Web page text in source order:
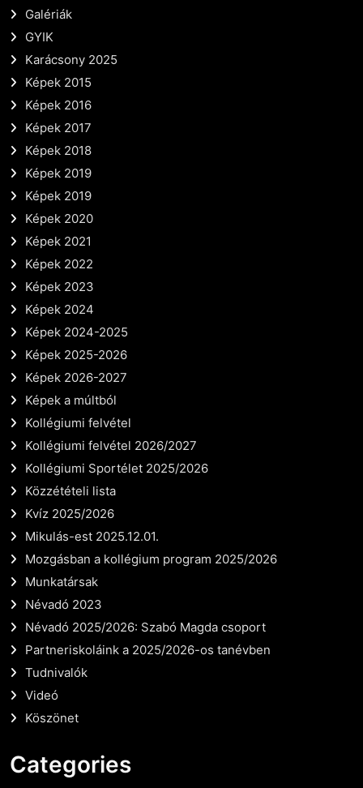
Galériák
GYIK
Karácsony 2025
Képek 2015
Képek 2016
Képek 2017
Képek 2018
Képek 2019
Képek 2019
Képek 2020
Képek 2021
Képek 2022
Képek 2023
Képek 2024
Képek 2024-2025
Képek 2025-2026
Képek 2026-2027
Képek a múltból
Kollégiumi felvétel
Kollégiumi felvétel 2026/2027
Kollégiumi Sportélet 2025/2026
Közzétételi lista
Kvíz 2025/2026
Mikulás-est 2025.12.01.
Mozgásban a kollégium program 2025/2026
Munkatársak
Névadó 2023
Névadó 2025/2026: Szabó Magda csoport
Partneriskoláink a 2025/2026-os tanévben
Tudnivalók
Videó
Köszönet
Categories